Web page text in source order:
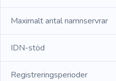
Maximalt antal namnservrar
IDN-stöd
Registreringsperioder